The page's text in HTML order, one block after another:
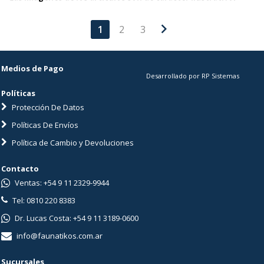
1 2 3 chevron_right
Medios de Pago
Políticas
Protección De Datos
Políticas De Envíos
Política de Cambio y Devoluciones
Desarrollado por RP Sistemas
Contacto
Ventas: +54 9 11 2329-9944
Tel: 0810 220 8383
Dr. Lucas Costa: +54 9 11 3189-0600
info@faunatikos.com.ar
Sucursales